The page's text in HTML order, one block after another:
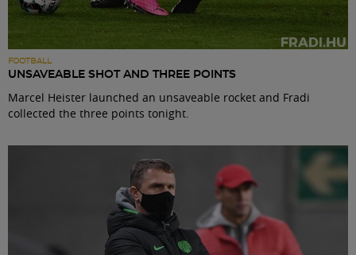
FOOTBALL
UNSAVEABLE SHOT AND THREE POINTS
Marcel Heister launched an unsaveable rocket and Fradi
collected the three points tonight.